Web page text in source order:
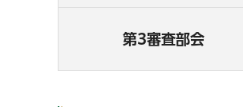
第3審査部会